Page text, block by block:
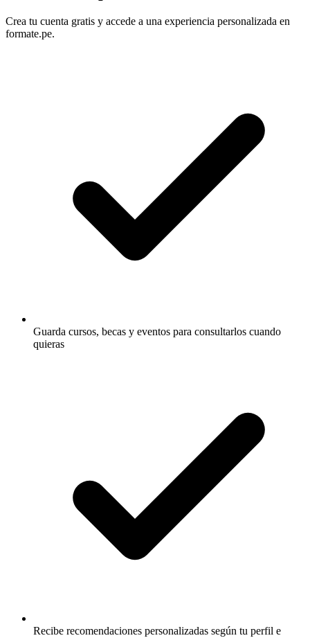
Crea tu cuenta gratis y accede a una experiencia personalizada en
formate.pe.
Guarda cursos, becas y eventos para consultarlos cuando
quieras
Recibe recomendaciones personalizadas según tu perfil e